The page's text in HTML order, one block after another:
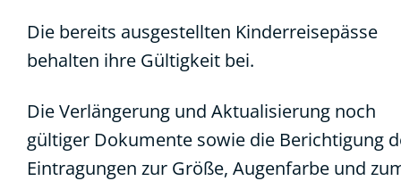
Die bereits ausgestellten Kinderreisepässe
behalten ihre Gültigkeit bei.
DieVerlängerung und Aktualisierung noch
gültiger Dokumente sowie die Berichtigung
Eintragungen zur Größe, Augenfarbe und